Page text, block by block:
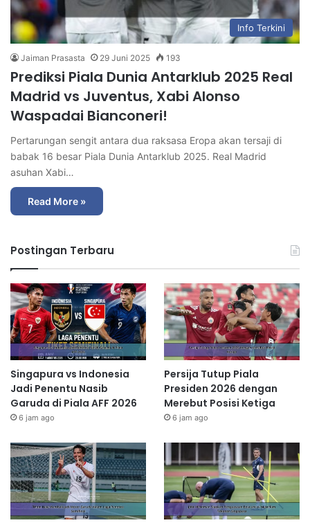
Info Terkini
Jaiman Prasasta 29 Juni 2025 193
Prediksi Piala Dunia Antarklub 2025 Real
Madrid vs Juventus, Xabi Alonso
Waspadai Bianconeri!
Pertarungan sengit antara dua raksasa Eropa akan tersaji di
babak 16 besar Piala Dunia Antarklub 2025. Real Madrid
asuhan Xabi…
Read More »
Postingan Terbaru
Singapura vs Indonesia
Jadi Penentu Nasib
Garuda di Piala AFF 2026
6 jam ago
Persija Tutup Piala
Presiden 2026 dengan
Merebut Posisi Ketiga
6 jam ago